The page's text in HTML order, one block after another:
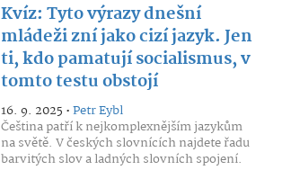
Kvíz: Tyto výrazy dnešní
mládeži zní jako cizí jazyk. Jen
ti, kdo pamatují socialismus, v
tomto testu obstojí
16. 9. 2025 •Petr Eybl
Čeština patří k nejkomplexnějším jazykům
na světě. V českých slovnících najdete řadu
barvitých slov a ladných slovních spojení.